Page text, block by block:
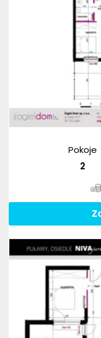
Pokoje
2